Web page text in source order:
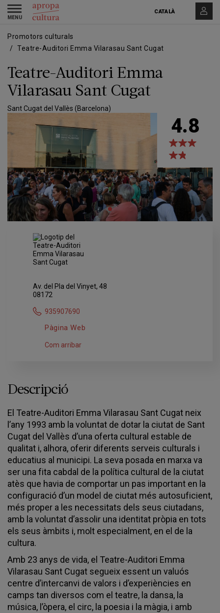
Vés
contingut
Skip
main
CATALÀ
Toggle
navigation
Promotors culturals
Teatre-Auditori Emma Vilarasau Sant Cugat
Teatre-Auditori Emma
Vilarasau Sant Cugat
Sant Cugat del Vallès (Barcelona)
4.8
Av. del Pla del Vinyet, 48
08172
935907690
Pàgina Web
Com arribar
Descripció
El Teatre-Auditori Emma Vilarasau Sant Cugat neix
l’any 1993 amb la voluntat de dotar la ciutat de Sant
Cugat del Vallès d’una oferta cultural estable de
qualitat i, alhora, oferir diferents serveis culturals i
educatius al municipi. La seva posada en marxa va
ser una fita cabdal de la política cultural de la ciutat
atès que havia de comportar un pas important en la
configuració d’un model de ciutat més autosuficient,
més proper a les necessitats dels seus ciutadans,
amb la voluntat d’assolir una identitat pròpia en tots
els seus àmbits i, molt especialment, en el de la
cultura.
Amb 23 anys de vida, el Teatre-Auditori Emma
Vilarasau Sant Cugat segueix essent un valuós
centre d’intercanvi de valors i d’experiències en
camps tan diversos com el teatre, la dansa, la
música, l’òpera, el circ, la poesia i la màgia, i amb